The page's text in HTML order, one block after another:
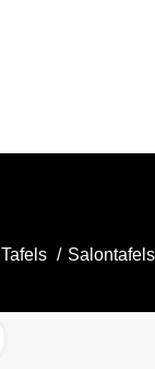
Tafels Salontafels